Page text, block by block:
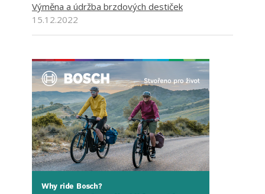
Výměna a údržba brzdových destiček
15.12.2022